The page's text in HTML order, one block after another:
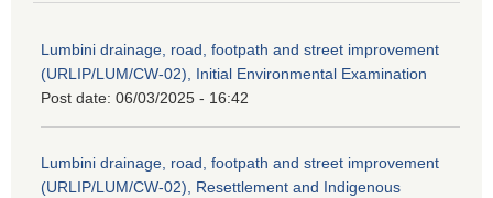
Lumbini drainage, road, footpath and street improvement
(URLIP/LUM/CW-02), Initial Environmental Examination
Post date: 06/03/2025 - 16:42
Lumbini drainage, road, footpath and street improvement
(URLIP/LUM/CW-02), Resettlement and Indigenous